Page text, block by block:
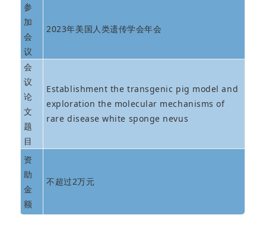
参
加
会
议
2023年美国人类遗传学会年会
会
议
论
文
题
目
Establishment the transgenic pig model and
exploration the molecular mechanisms of
rare disease white sponge nevus
资
助
金
额
不超过2万元